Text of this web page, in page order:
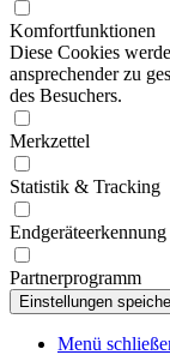
Komfortfunktionen
Diese Cookies
ansprechender zu
des Besuchers.
Merkzettel
Statistik & Tracking
Endgeräteerkennung
Partnerprogramm
Menü